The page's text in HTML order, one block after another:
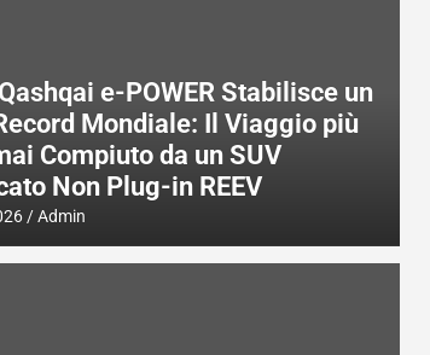
e-POWER Stabilisce un
Mondiale: Il Viaggio più
Compiuto da un SUV
Non Plug-in REEV
Admin